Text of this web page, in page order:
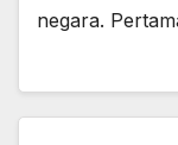
negara.